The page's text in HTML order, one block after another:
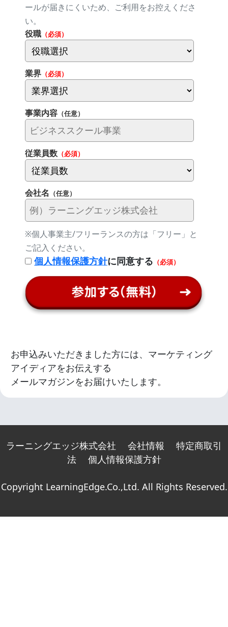
ールが届きにくいため、ご利用をお控えくださ
い。
役職 （必須）
業界 （必須）
事業内容 （任意）
従業員数 （必須）
会社名 （任意）
※個人事業主/フリーランスの方は「フリー」と
ご記入ください。
個人情報保護方針に同意する （必須）
お申込みいただきました方には、マーケティング
アイディアをお伝えする
メールマガジンをお届けいたします。
ラーニングエッジ株式会社 会社情報
特定商取引
法
個人情報保護方針
Copyright LearningEdge.Co.,Ltd. All Rights Reserved.